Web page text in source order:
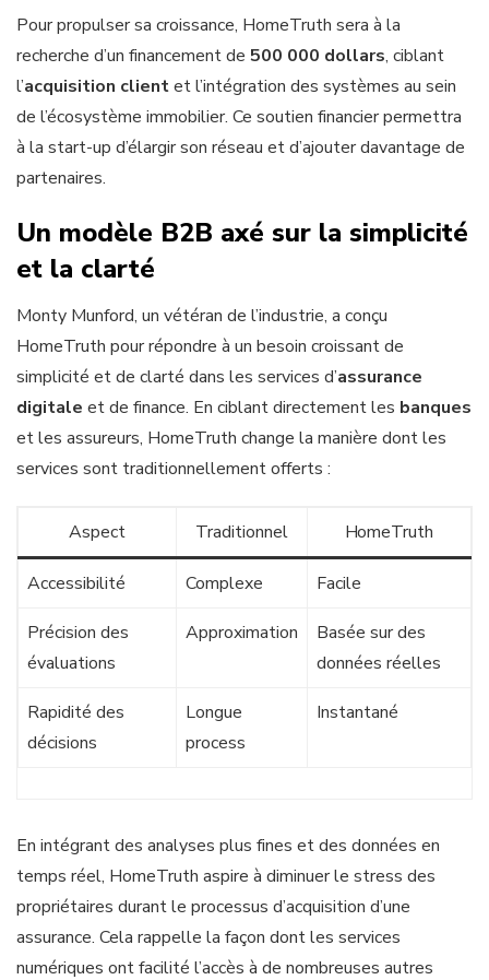
Pour propulser sa croissance, HomeTruth sera à la
recherche d’un financement de 500 000 dollars, ciblant
l’acquisition clientet l’intégration des systèmes au sein
de l’écosystème immobilier. Ce soutien financier permettra
à la start-up d’élargir son réseau et d’ajouter davantage de
partenaires.
Un modèle B2B axé sur la simplicité
et la clarté
Monty Munford, un vétéran de l’industrie, a conçu
HomeTruth pour répondre à un besoin croissant de
simplicité et de clarté dans les services d’assurance
digitale et de finance. En ciblant directement les banques
et les assureurs, HomeTruth change la manière dont les
services sont traditionnellement offerts :
Aspect Traditionnel HomeTruth
Accessibilité Complexe Facile
Précision des
évaluations
Approximation
Basée sur des
données réelles
Rapidité des
décisions
Longue
process
Instantané
En intégrant des analyses plus fines et des données en
temps réel, HomeTruth aspire à diminuer le stress des
propriétaires durant le processus d’acquisition d’une
assurance. Cela rappelle la façon dont les services
numériques ont facilité l’accès à de nombreuses autres